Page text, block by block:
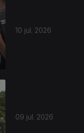
10 jul. 2026
09 jul. 2026